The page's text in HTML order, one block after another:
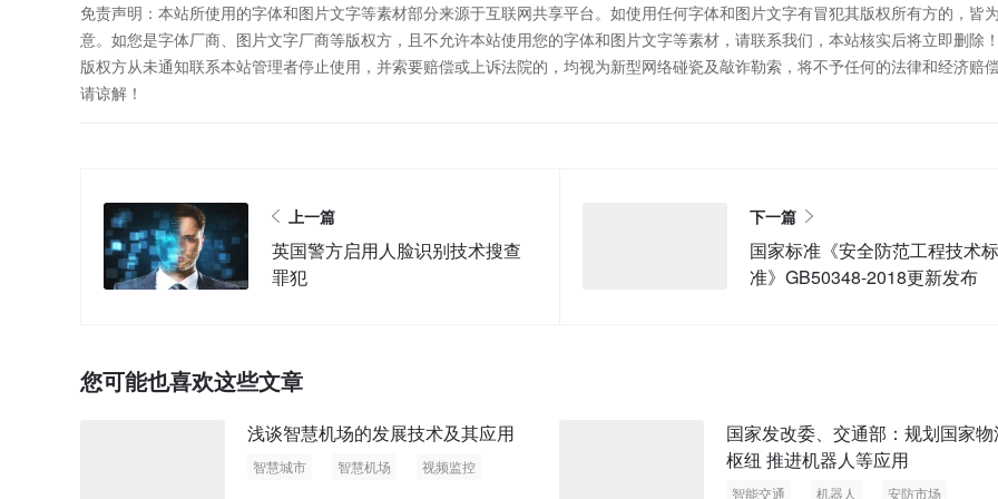
免责声明：本站所使用的字体和图片文字等素材部分来源于互联网共享平台。如使用任何字体和图片文字有冒犯其版权所有方的，皆
意。如您是字体厂商、图片文字厂商等版权方，且不允许本站使用您的字体和图片文字等素材，请联系我们，本站核实后将立即删除
版权方从未通知联系本站管理者停止使用，并索要赔偿或上诉法院的，均视为新型网络碰瓷及敲诈勒索，将不予任何的法律和经济赔
请谅解！
上一篇
英国警方启用人脸识别技术搜查
罪犯
下一篇
国家标准《安全防范工程技术标
准》GB50348-2018更新发布
您可能也喜欢这些文章
浅谈智慧机场的发展技术及其应用
智慧城市 智慧机场 视频监控
国家发改委、交通部：规划国家
枢纽 推进机器人等应用
智能交通 机器人 安防市场